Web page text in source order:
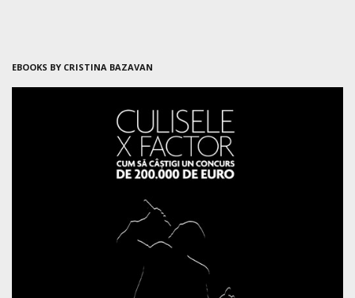
EBOOKS BY CRISTINA BAZAVAN